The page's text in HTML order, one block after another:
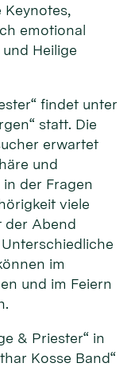
Keynotes,
emotional
Heilige
findet unter
statt. Die
erwartet
und
der Fragen
viele
der Abend
im
und im Feiern
& Priester“ in
Kosse Band“